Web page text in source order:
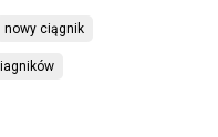
nowy ciągnik